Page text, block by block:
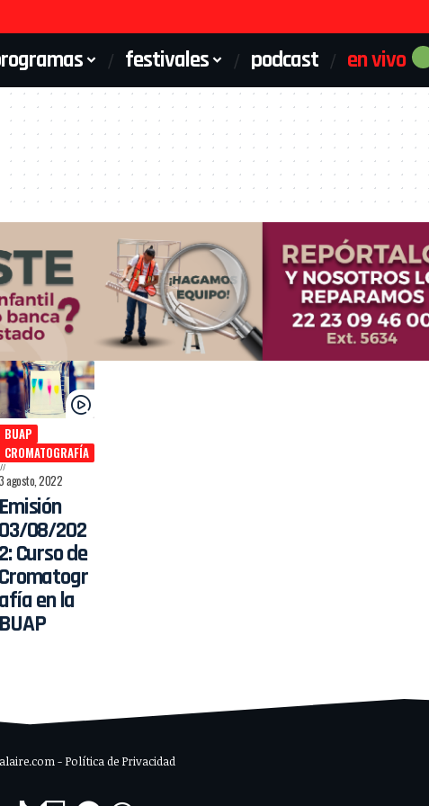
festivales podcast en vivo
BUAP
CROMATOGRAFÍA
agosto, 2022
Emisión
03/08/202
2: Curso de
Cromatogr
afía en la
BUAP
- Política de Privacidad